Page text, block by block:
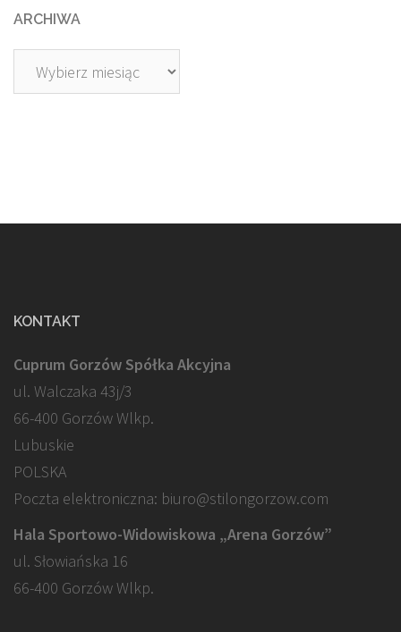
ARCHIWA
Archiwa
KONTAKT
Cuprum Gorzów Spółka Akcyjna
ul. Walczaka 43j/3
66-400 Gorzów Wlkp.
Lubuskie
POLSKA
Poczta elektroniczna: biuro@stilongorzow.com
Hala Sportowo-Widowiskowa „Arena Gorzów”
ul. Słowiańska 16
66-400 Gorzów Wlkp.